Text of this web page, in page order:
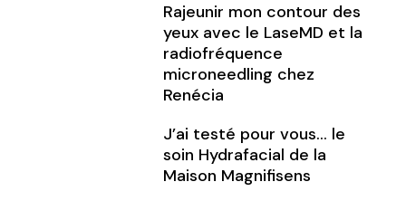
Rajeunir mon contour des
yeux avec le LaseMD et la
radiofréquence
microneedling chez
Renécia
J’ai testé pour vous… le
soin Hydrafacial de la
Maison Magnifisens